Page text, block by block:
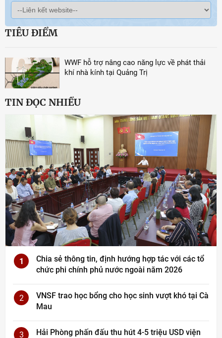
TIÊU ĐIỂM
WWF hỗ trợ nâng cao năng lực về phát thải
khí nhà kính tại Quảng Trị
TIN ĐỌC NHIỀU
1
Chia sẻ thông tin, định hướng hợp tác với các tổ
chức phi chính phủ nước ngoài năm 2026
2
VNSF trao học bổng cho học sinh vượt khó tại Cà
Mau
3
Hải Phòng phấn đấu thu hút 4-5 triệu USD viện